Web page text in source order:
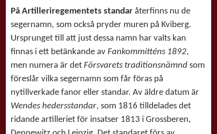
På Artilleriregementets standar återfinns nu de
segernamn, som också pryder muren på Kviberg.
Ursprunget till att just dessa namn har valts kan
finnas i ett betänkande av Fankommitténs 1892,
men numera är det Försvarets traditionsnämnd som
föreslår vilka segernamn som får föras på
nytillverkade fanor eller standar. Av äldre datum är
Wendes hedersstandar, som 1816 tilldelades det
ridande artilleriet för insatser 1813 i Grossberen,